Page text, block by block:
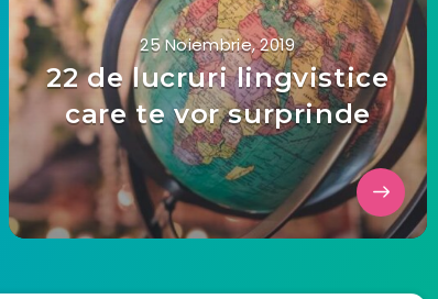
25 Noiembrie, 2019
22 de lucruri lingvistice
care te vor surprinde